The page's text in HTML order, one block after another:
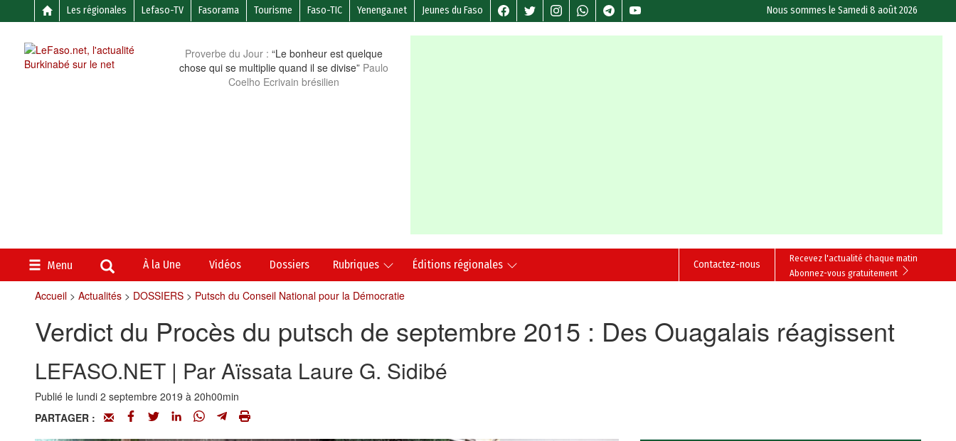
Les régionales Lefaso-TV Fasorama Tourisme Faso-TIC Yenenga.net Jeunes du Faso Nous sommes leSamedi 8 août 2026
Proverbe du Jour : “Le bonheur est quelque
chose qui se multiplie quand il se divise” Paulo
Coelho Ecrivain brésilien
Menu À la Une Vidéos Dossiers Rubriques Éditions régionales
Recevez l'actualité chaque matin
Abonnez-vous gratuitement
Contactez-nous
Accueil> Actualités> DOSSIERS> Putsch du Conseil National pour la Démocratie
Verdict du Procès du putsch de septembre 2015 : Des Ouagalais réagissent
LEFASO.NET | Par Aïssata Laure G. Sidibé
Publié le lundi 2 septembre 2019 à 20h00min
PARTAGER :